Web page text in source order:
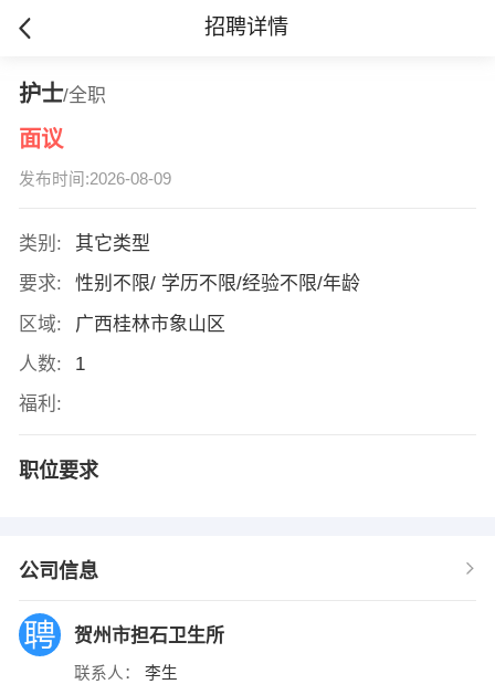
招聘详情
护士/全职
面议
发布时间:2026-08-09
类别:
其它类型
要求:
性别不限/ 学历不限/经验不限/年龄
区域:
广西桂林市象山区
人数:
1
福利:
职位要求
公司信息
贺州市担石卫生所
联系人： 李生